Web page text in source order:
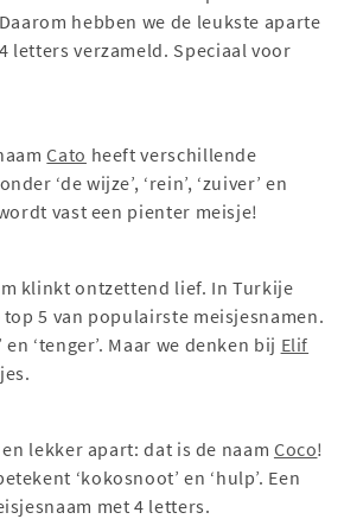
hebben we de leukste aparte
letters verzameld. Speciaal voor
Cato heeft verschillende
‘de wijze’, ‘rein’, ‘zuiver’ en
vast een pienter meisje!
klinkt ontzettend lief. In Turkije
5 van populairste meisjesnamen.
‘tenger’. Maar we denken bij Elif
lekker apart: dat is de naam Coco!
‘kokosnoot’ en ‘hulp’. Een
met 4 letters.